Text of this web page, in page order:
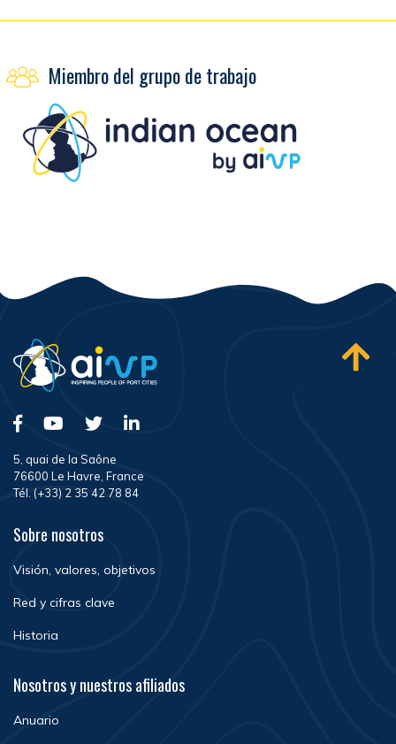
Miembro del grupo de trabajo
5, quai de la Saône
76600 Le Havre, France
Tél. (+33) 2 35 42 78 84
Sobre nosotros
Visión, valores, objetivos
Red y cifras clave
Historia
Nosotros y nuestros afiliados
Anuario